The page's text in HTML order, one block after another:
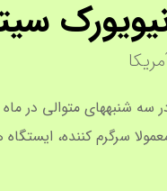
سه شنبههای متوالی در
سرگرم کننده،